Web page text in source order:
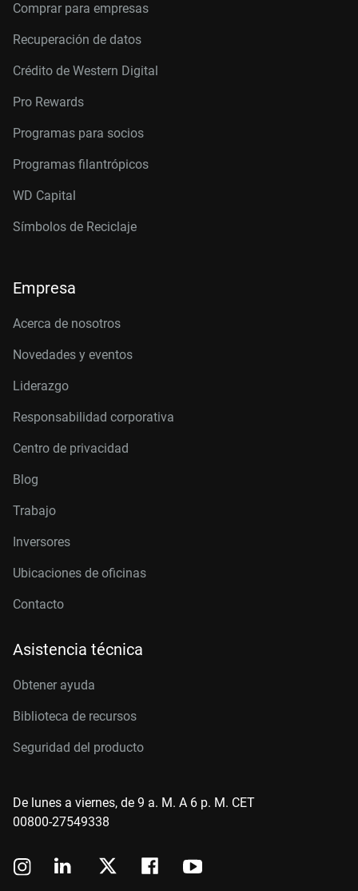
Comprar para empresas
Recuperación de datos
Crédito de Western Digital
Pro Rewards
Programas para socios
Programas filantrópicos
WD Capital
Símbolos de Reciclaje
Empresa
Acerca de nosotros
Novedades y eventos
Liderazgo
Responsabilidad corporativa
Centro de privacidad
Blog
Trabajo
Inversores
Ubicaciones de oficinas
Contacto
Asistencia técnica
Obtener ayuda
Biblioteca de recursos
Seguridad del producto
De lunes a viernes, de 9 a. M. A 6 p. M. CET
00800-27549338